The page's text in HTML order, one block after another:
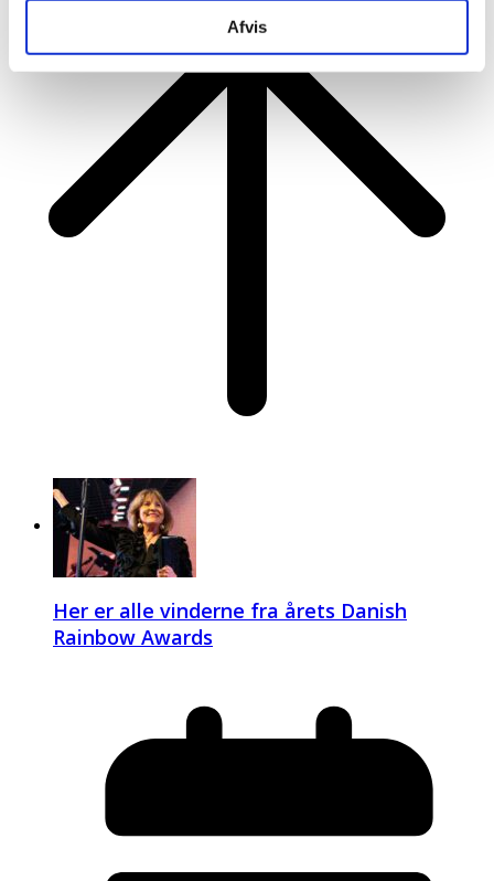
Afvis
Her er alle vinderne fra årets Danish
Rainbow Awards